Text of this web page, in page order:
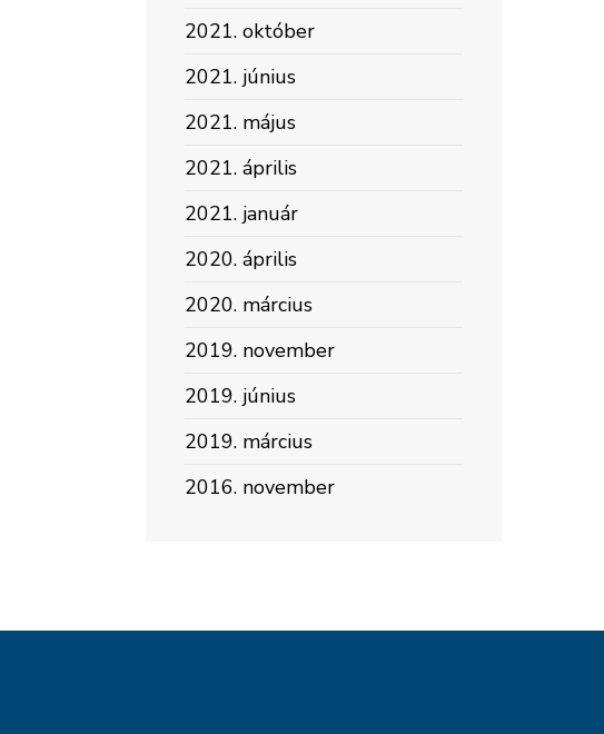
2021. október
2021. június
2021. május
2021. április
2021. január
2020. április
2020. március
2019. november
2019. június
2019. március
2016. november